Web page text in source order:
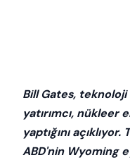
Bill Gates,
yatırımcı, nükleer
yaptığını
ABD'nin Wyoming